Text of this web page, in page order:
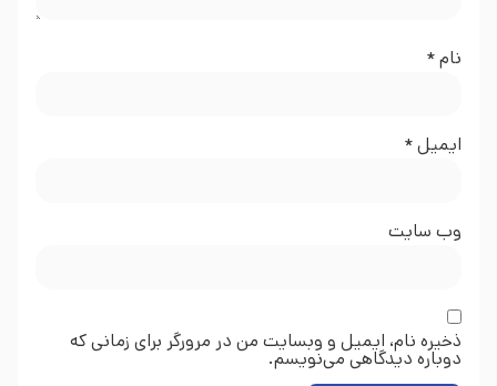
نام*
ایمیل*
وب‌ سایت
ذخیره نام، ایمیل و وبسایت من در مرورگر برای زمانی که
دوباره دیدگاهی می‌نویسم.